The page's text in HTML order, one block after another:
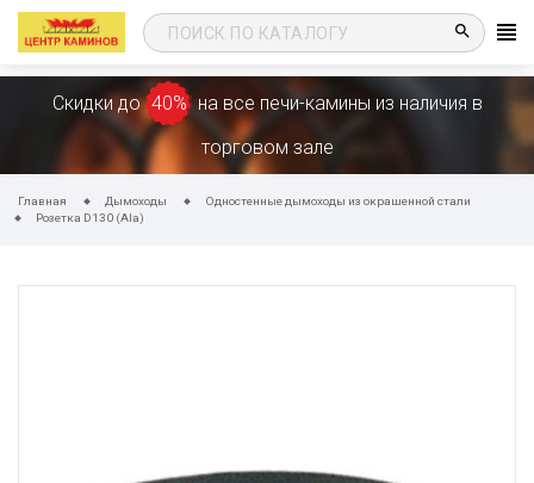
search
Скидки до 40% на все печи-камины из наличия в
торговом зале
Главная Дымоходы
Одностенные дымоходы из окрашенной стали
Розетка D130 (Ala)